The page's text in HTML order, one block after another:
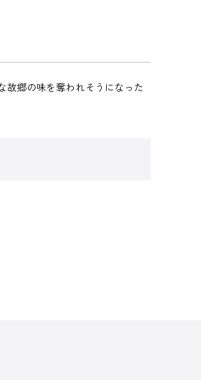
郷の味を奪われそうになった